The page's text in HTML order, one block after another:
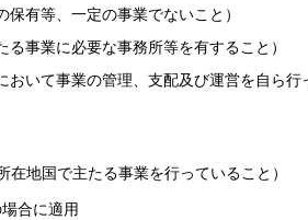
有等、一定の事業でないこと）
事業に必要な事務所等を有すること）
いて事業の管理、支配及び運営を自ら行
地国で主たる事業を行っていること）
合に適用